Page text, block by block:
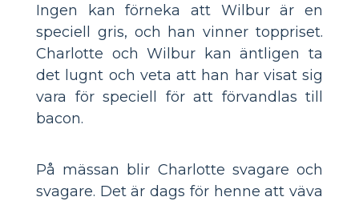
Ingen kan förneka att Wilbur är en
speciell gris, och han vinner toppriset.
Charlotte och Wilbur kan äntligen ta
det lugnt och veta att han har visat sig
vara för speciell för att förvandlas till
bacon.
På mässan blir Charlotte svagare och
svagare. Det är dags för henne att väva